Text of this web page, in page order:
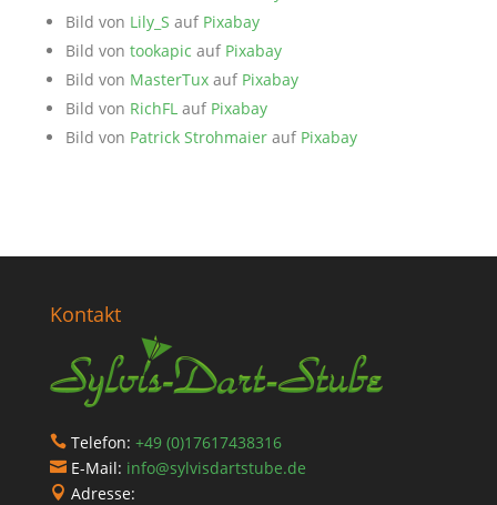
Bild von Lily_S auf Pixabay
Bild von tookapic auf Pixabay
Bild von MasterTuxauf Pixabay
Bild von RichFLauf Pixabay
Bild von Patrick Strohmaierauf Pixabay
Kontakt
Telefon: +49 (0)17617438316
E-Mail: info@sylvisdartstube.de
 Adresse: